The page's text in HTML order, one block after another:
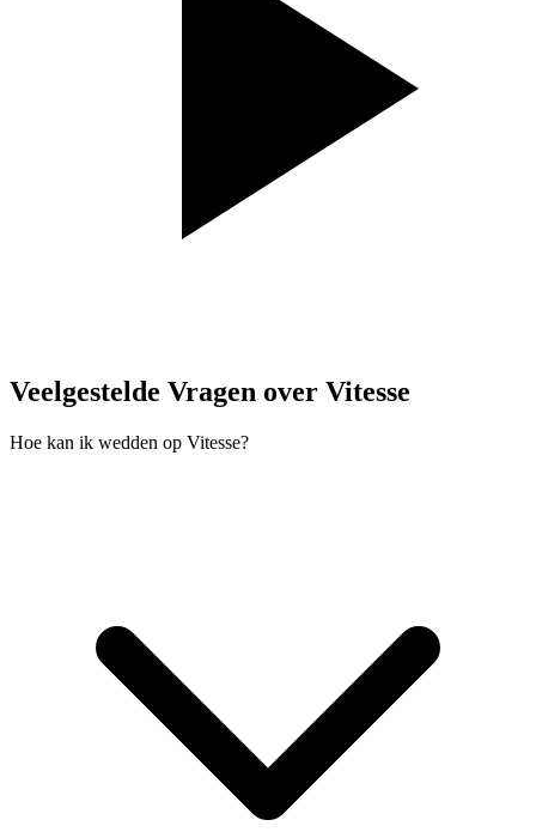
Veelgestelde Vragen over Vitesse
Hoe kan ik wedden op Vitesse?